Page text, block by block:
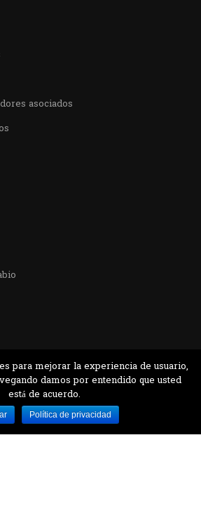
asociados
para mejorar la experiencia de usuario,
damos por entendido que usted
está de acuerdo.
Política de privacidad